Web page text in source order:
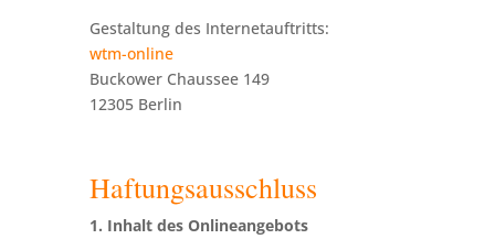
Gestaltung des Internetauftritts:
wtm-online
Buckower Chaussee 149
12305 Berlin
Haftungsausschluss
1. Inhalt des Onlineangebots